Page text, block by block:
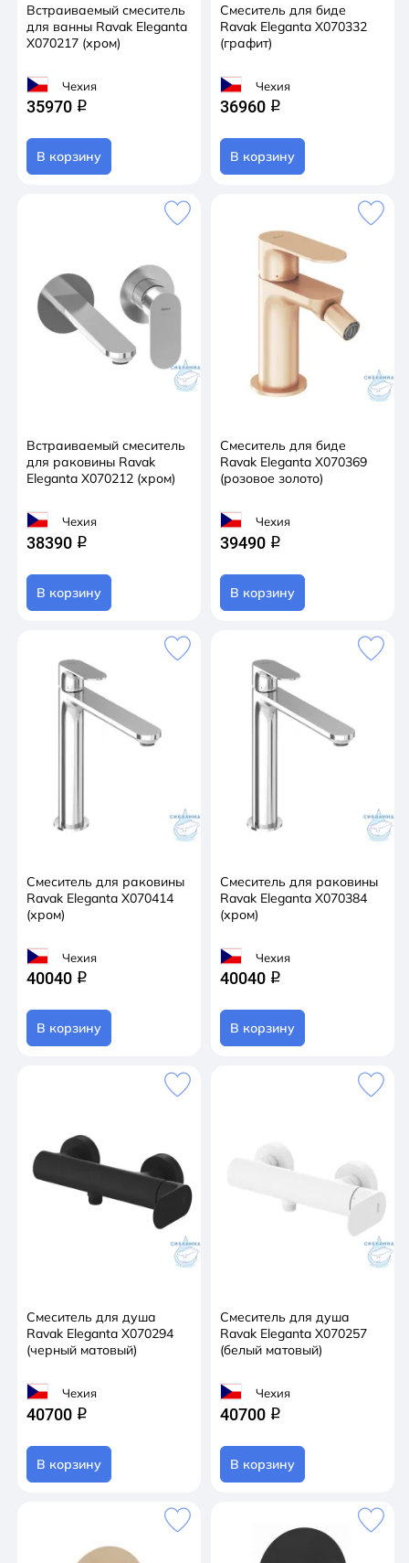
Встраиваемый смеситель
для ванны Ravak Eleganta
X070217 (хром)
Чехия
35970 q
В корзину
Смеситель для биде
Ravak Eleganta X070332
(графит)
Чехия
36960 q
В корзину
Встраиваемый смеситель
для раковины Ravak
Eleganta X070212 (хром)
Чехия
38390 q
В корзину
Смеситель для биде
Ravak Eleganta X070369
(розовое золото)
Чехия
39490 q
В корзину
Смеситель для раковины
Ravak Eleganta X070414
(хром)
Чехия
40040 q
В корзину
Смеситель для раковины
Ravak Eleganta X070384
(хром)
Чехия
40040 q
В корзину
Смеситель для душа
Ravak Eleganta X070294
(черный матовый)
Чехия
40700 q
В корзину
Смеситель для душа
Ravak Eleganta X070257
(белый матовый)
Чехия
40700 q
В корзину